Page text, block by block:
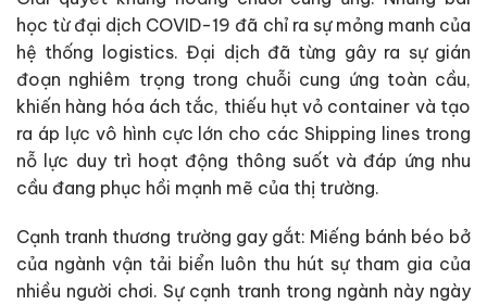
học từ đại dịch COVID-19 đã chỉ ra sự mỏng manh của
hệ thống logistics. Đại dịch đã từng gây ra sự gián
đoạn nghiêm trọng trong chuỗi cung ứng toàn cầu,
khiến hàng hóa ách tắc, thiếu hụt vỏ container và tạo
ra áp lực vô hình cực lớn cho các Shipping lines trong
nỗ lực duy trì hoạt động thông suốt và đáp ứng nhu
cầu đang phục hồi mạnh mẽ của thị trường.
Cạnh tranh thương trường gay gắt: Miếng bánh béo bở
của ngành vận tải biển luôn thu hút sự tham gia của
nhiều người chơi. Sự cạnh tranh trong ngành này ngày